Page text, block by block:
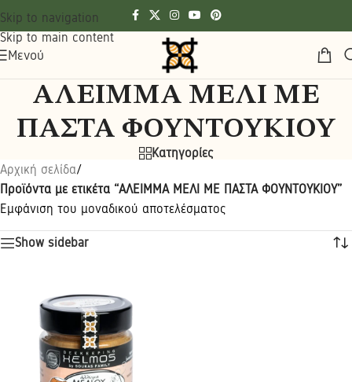
Skip to navigation
Skip to main content
Μενού
ΑΛΕΙΜΜΑ ΜΕΛΙ ΜΕ
ΠΑΣΤΑ ΦΟΥΝΤΟΥΚΙΟΥ
Κατηγορίες
Αρχική σελίδα/
Προϊόντα με ετικέτα “ΑΛΕΙΜΜΑ ΜΕΛΙ ΜΕ ΠΑΣΤΑ ΦΟΥΝΤΟΥΚΙΟΥ”
Εμφάνιση του μοναδικού αποτελέσματος
Show sidebar